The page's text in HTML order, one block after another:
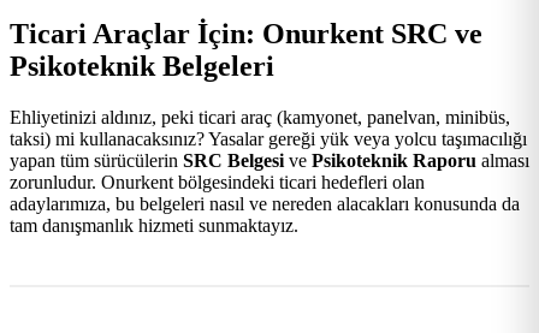
Ticari Araçlar İçin: Onurkent SRC ve
Psikoteknik Belgeleri
Ehliyetinizi aldınız, peki ticari araç (kamyonet, panelvan, minibüs,
taksi) mi kullanacaksınız? Yasalar gereği yük veya yolcu taşımacılığı
yapan tüm sürücülerin SRC Belgesi ve Psikoteknik Raporu alması
zorunludur. Onurkent bölgesindeki ticari hedefleri olan
adaylarımıza, bu belgeleri nasıl ve nereden alacakları konusunda da
tam danışmanlık hizmeti sunmaktayız.